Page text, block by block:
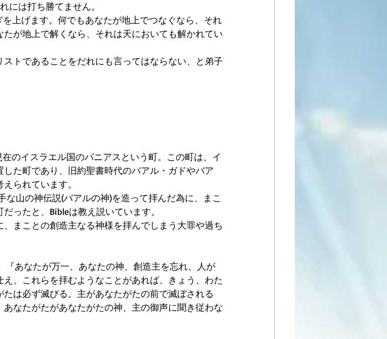
には打ち勝てません。
上げます。何でもあなたが地上でつなぐなら、それ
が地上で解くなら、それは天においても解かれてい
トであることをだれにも言ってはならない、と弟子
のイスラエル国のパニアスという町。この町は、イ
た町であり、旧約聖書時代のバアル・ガドやバア
られています。
山の神伝説(バアルの神)を造って拝んだ為に、まこ
ったと、Bibleは教え説いています。
まことの創造主なる神様を拝んでしまう大罪や過ち
『あなたが万一、あなたの神、創造主を忘れ、人が
、これらを拝むようなことがあれば、きょう、わた
は必ず滅びる。主があなたがたの前で滅ぼされる
なたがたがあなたがたの神、主の御声に聞き従わな